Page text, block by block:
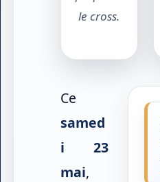
le cross.
Ce
samed
i 23
mai,